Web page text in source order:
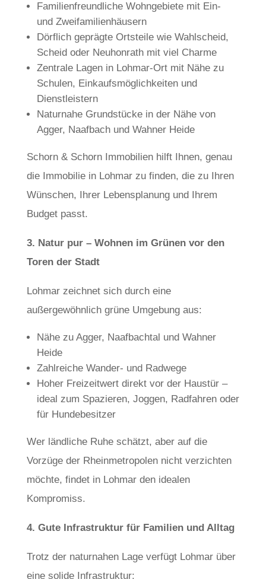
Familienfreundliche Wohngebiete mit Ein-
und Zweifamilienhäusern
Dörflich geprägte Ortsteile wie Wahlscheid,
Scheid oder Neuhonrath mit viel Charme
Zentrale Lagen in Lohmar-Ort mit Nähe zu
Schulen, Einkaufsmöglichkeiten und
Dienstleistern
Naturnahe Grundstücke in der Nähe von
Agger, Naafbach und Wahner Heide
Schorn & Schorn Immobilien hilft Ihnen, genau
die Immobilie in Lohmar zu finden, die zu Ihren
Wünschen, Ihrer Lebensplanung und Ihrem
Budget passt.
3. Natur pur – Wohnen im Grünen vor den
Toren der Stadt
Lohmar zeichnet sich durch eine
außergewöhnlich grüne Umgebung aus:
Nähe zu Agger, Naafbachtal und Wahner
Heide
Zahlreiche Wander- und Radwege
Hoher Freizeitwert direkt vor der Haustür –
ideal zum Spazieren, Joggen, Radfahren oder
für Hundebesitzer
Wer ländliche Ruhe schätzt, aber auf die
Vorzüge der Rheinmetropolen nicht verzichten
möchte, findet in Lohmar den idealen
Kompromiss.
4. Gute Infrastruktur für Familien und Alltag
Trotz der naturnahen Lage verfügt Lohmar über
eine solide Infrastruktur: